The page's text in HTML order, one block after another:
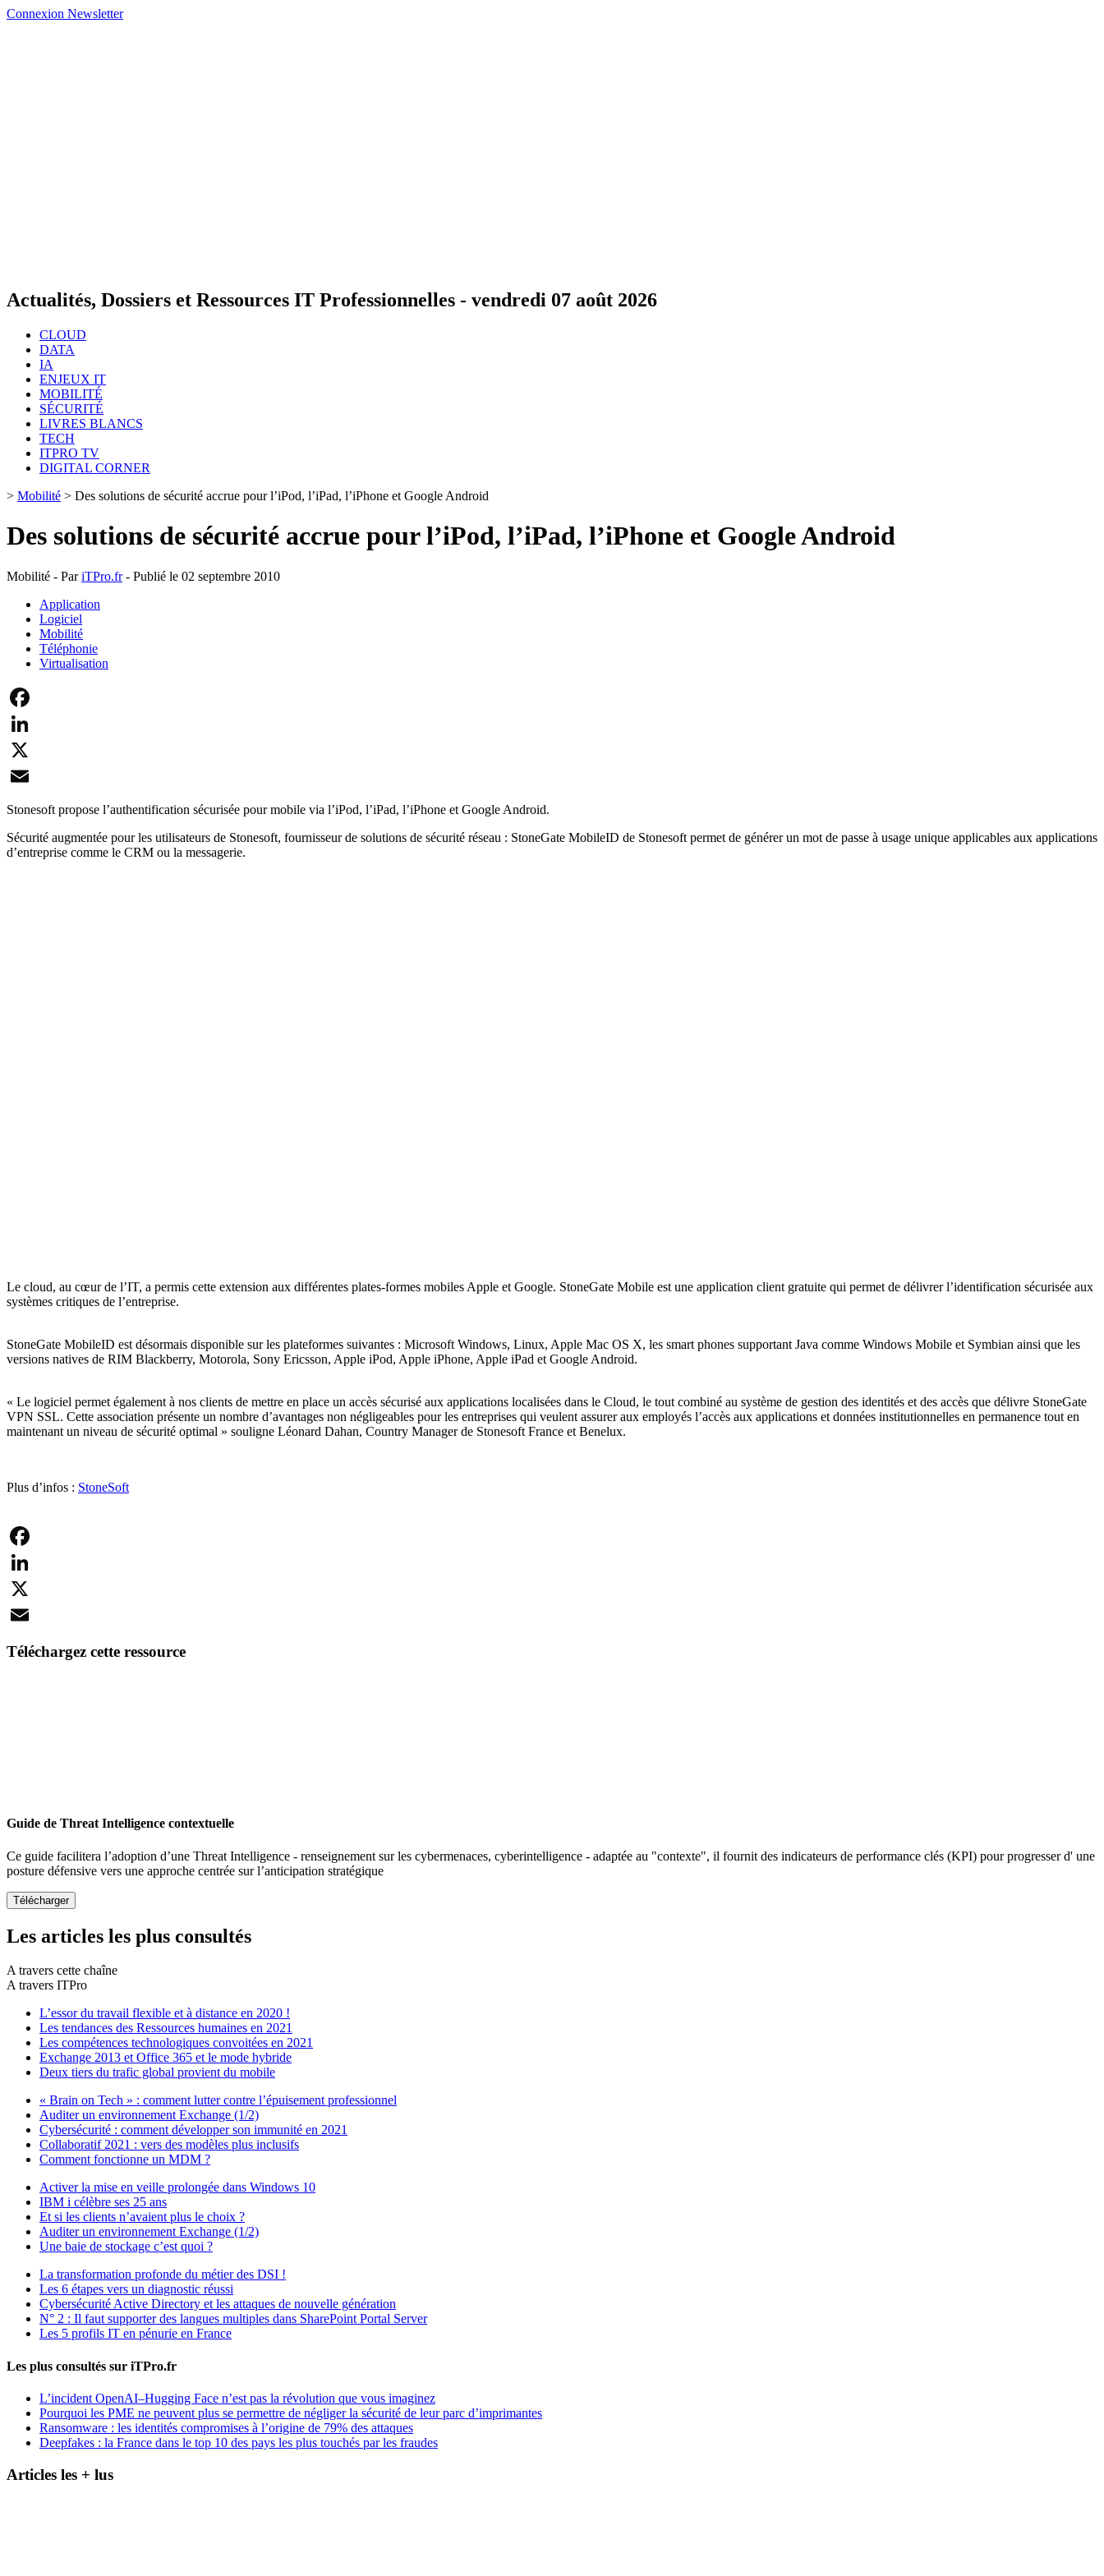
Connexion Newsletter
Actualités, Dossiers et Ressources IT Professionnelles - vendredi 07 août 2026
CLOUD
DATA
IA
ENJEUX IT
MOBILITÉ
SÉCURITÉ
LIVRES BLANCS
TECH
ITPRO TV
DIGITAL CORNER
> Mobilité > Des solutions de sécurité accrue pour l’iPod, l’iPad, l’iPhone et Google Android
Des solutions de sécurité accrue pour l’iPod, l’iPad, l’iPhone et Google Android
Mobilité - PariTPro.fr- Publié le 02 septembre 2010
Application
Logiciel
Mobilité
Téléphonie
Virtualisation
Facebook
LinkedIn
X
Email
Stonesoft propose l’authentification sécurisée pour mobile via l’iPod, l’iPad, l’iPhone et Google Android.
Sécurité augmentée pour les utilisateurs de Stonesoft, fournisseur de solutions de sécurité réseau : StoneGate MobileID de Stonesoft permet de générer un mot de passe à usage unique applicables aux applications
d’entreprise comme le CRM ou la messagerie.
Le cloud, au cœur de l’IT, a permis cette extension aux différentes plates-formes mobiles Apple et Google. StoneGate Mobile est une application client gratuite qui permet de délivrer l’identification sécurisée aux
systèmes critiques de l’entreprise.
StoneGate MobileID est désormais disponible sur les plateformes suivantes : Microsoft Windows, Linux, Apple Mac OS X, les smart phones supportant Java comme Windows Mobile et Symbian ainsi que les
versions natives de RIM Blackberry, Motorola, Sony Ericsson, Apple iPod, Apple iPhone, Apple iPad et Google Android.
« Le logiciel permet également à nos clients de mettre en place un accès sécurisé aux applications localisées dans le Cloud, le tout combiné au système de gestion des identités et des accès que délivre StoneGate
VPN SSL. Cette association présente un nombre d’avantages non négligeables pour les entreprises qui veulent assurer aux employés l’accès aux applications et données institutionnelles en permanence tout en
maintenant un niveau de sécurité optimal » souligne Léonard Dahan, Country Manager de Stonesoft France et Benelux.
Plus d’infos : StoneSoft
Facebook
LinkedIn
X
Téléchargez cette ressource
Guide de Threat Intelligence contextuelle
Ce guide facilitera l’adoption d’une Threat Intelligence - renseignement sur les cybermenaces, cyberintelligence - adaptée au "contexte", il fournit des indicateurs de performance clés (KPI) pour progresser d' une
posture défensive vers une approche centrée sur l’anticipation stratégique
Les articles les plus consultés
A travers cette chaîne
A travers ITPro
L’essor du travail flexible et à distance en 2020 !
Les tendances des Ressources humaines en 2021
Les compétences technologiques convoitées en 2021
Exchange 2013 et Office 365 et le mode hybride
Deux tiers du trafic global provient du mobile
« Brain on Tech » : comment lutter contre l’épuisement professionnel
Auditer un environnement Exchange (1/2)
Cybersécurité : comment développer son immunité en 2021
Collaboratif 2021 : vers des modèles plus inclusifs
Comment fonctionne un MDM ?
Activer la mise en veille prolongée dans Windows 10
IBM i célèbre ses 25 ans
Et si les clients n’avaient plus le choix ?
Auditer un environnement Exchange (1/2)
Une baie de stockage c’est quoi ?
La transformation profonde du métier des DSI !
Les 6 étapes vers un diagnostic réussi
Cybersécurité Active Directory et les attaques de nouvelle génération
N° 2 : Il faut supporter des langues multiples dans SharePoint Portal Server
Les 5 profils IT en pénurie en France
Les plus consultés sur iTPro.fr
L’incident OpenAI–Hugging Face n’est pas la révolution que vous imaginez
Pourquoi les PME ne peuvent plus se permettre de négliger la sécurité de leur parc d’imprimantes
Ransomware : les identités compromises à l’origine de 79% des attaques
Deepfakes : la France dans le top 10 des pays les plus touchés par les fraudes
Articles les + lus